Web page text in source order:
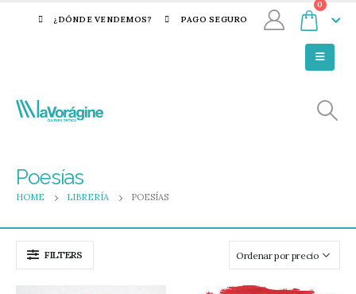
¿DÓNDE VENDEMOS? PAGO SEGURO
0
Poesías
HOME LIBRERÍA POESÍAS
FILTERS